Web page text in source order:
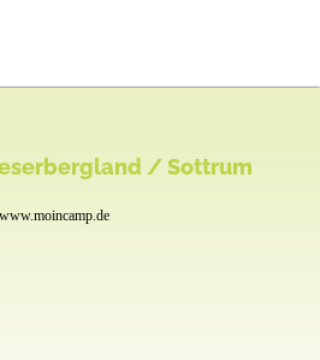
/ Sottrum
www.moincamp.de